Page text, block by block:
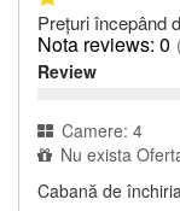
Prețuri începând
0 (
Review
Camere: 4
Nu exista
Cabană de